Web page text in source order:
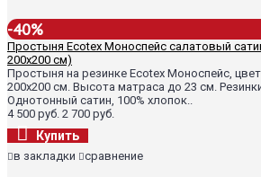
-40%
Простыня Ecotex Моноспейс салатовый
200х200 см)
Простыня на резинке Ecotex Моноспейс,
200х200 см. Высота матраса до 23 см.
Однотонный сатин, 100% хлопок..
4 500 руб. 2 700 руб.
Купить
в закладки сравнение